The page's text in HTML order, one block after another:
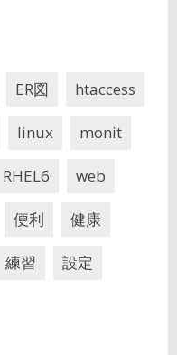
ER図 htaccess
linux monit
RHEL6 web
便利 健康
練習 設定